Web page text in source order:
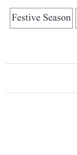
Festive Season